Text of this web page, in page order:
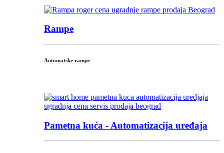
Rampe
Automatske rampe
Pametna kuća - Automatizacija uređaja